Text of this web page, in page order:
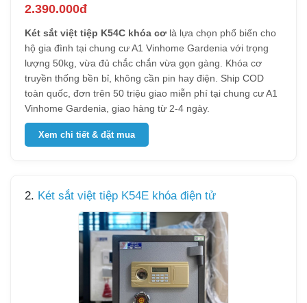
2.390.000đ
Két sắt việt tiệp K54C khóa cơ là lựa chọn phổ biến cho
hộ gia đình tại chung cư A1 Vinhome Gardenia với trọng
lượng 50kg, vừa đủ chắc chắn vừa gọn gàng. Khóa cơ
truyền thống bền bỉ, không cần pin hay điện. Ship COD
toàn quốc, đơn trên 50 triệu giao miễn phí tại chung cư A1
Vinhome Gardenia, giao hàng từ 2-4 ngày.
Xem chi tiết & đặt mua
2. Két sắt việt tiệp K54E khóa điện tử